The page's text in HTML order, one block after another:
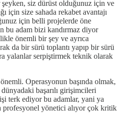
şeyken, siz dürüst olduğunuz için ve
için size sahada rekabet avantajı
için belli projelerde öne
bu adam bizi kandırmaz diyor
önemli bir şey ve ayrıca
da bir sürü toplantı yapıp bir sürü
yalanlar serpiştirmek teknik olarak
Operasyonun başında olmak,
başarılı girişimcileri
terk ediyor bu adamlar, yani ya
yönetici alıyor çok kritik